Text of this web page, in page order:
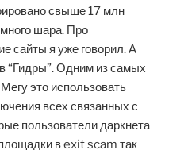
свыше 17 млн
шара. Про
сайты я уже говорил. А
“Гидры”. Одним из самых
это использовать
всех связанных с
пользователи даркнета
в exit scam так